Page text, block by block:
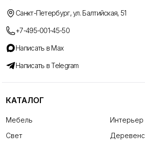
Санкт-Петербург, ул. Балтийская, 51
+7-495-001-45-50
Написать в Max
Написать в Telegram
КАТАЛОГ
Мебель
Интерьер
Свет